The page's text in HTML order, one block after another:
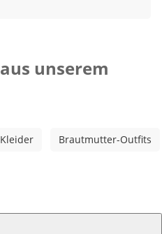
unserem
Brautmutter-Outfits